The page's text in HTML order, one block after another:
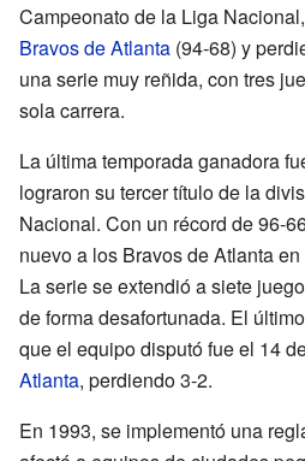
Campeonato de la Liga
Bravos de Atlanta (94-68) y
una serie muy reñida, con tres
sola carrera.
La última temporada ganadora
lograron su tercer título de la
Nacional. Con un récord de 96-
nuevo a los Bravos de Atlanta
La serie se extendió a siete
de forma desafortunada. El
que el equipo disputó fue el 14
Atlanta, perdiendo 3-2.
En 1993, se implementó una